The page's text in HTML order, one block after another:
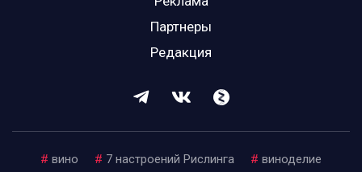
Партнеры
Редакция
# вино # 7 настроений Рислинга # виноделие